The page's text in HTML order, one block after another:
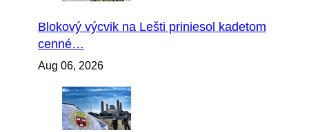
Blokový výcvik na Lešti priniesol kadetom
cenné…
Aug 06, 2026